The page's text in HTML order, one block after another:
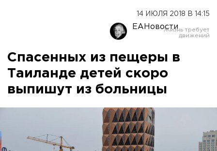
14 ИЮЛЯ 2018 В 14:15
ЕАНовости
Спасенных из пещеры в
Таиланде детей скоро
выпишут из больницы